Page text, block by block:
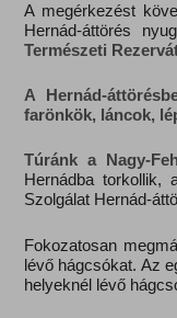
A megérkezést
Hernád-áttörés
Természeti
A Hernád-
farönkök, láncok,
Túránk a Nagy-
Hernádba torkollik,
Szolgálat Hernád-
Fokozatosan
lévő hágcsókat. Az
helyeknél lévő